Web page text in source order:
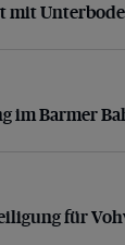
mit
im Barmer
im Barmer
für
für